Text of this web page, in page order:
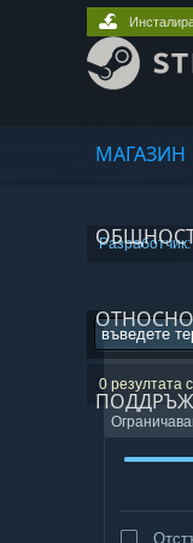
МАГАЗИН
ОТНОСНО
0 резултата